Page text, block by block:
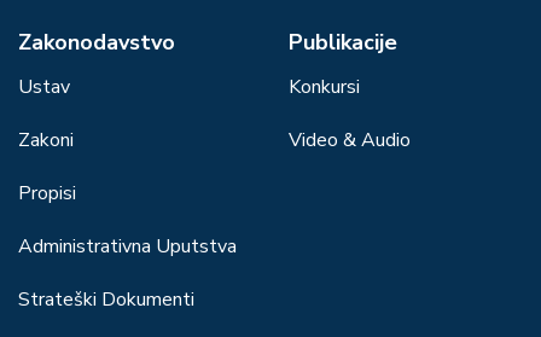
Zakonodavstvo
Ustav
Zakoni
Propisi
Administrativna Uputstva
Strateški Dokumenti
Publikacije
Konkursi
Video & Audio